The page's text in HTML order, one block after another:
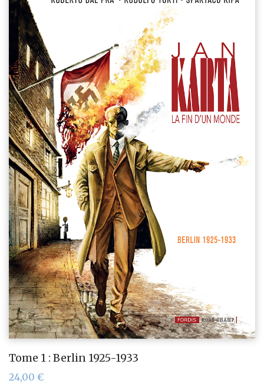
Tome 1 : Berlin 1925-1933
24,00 €